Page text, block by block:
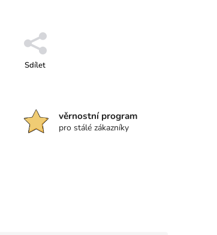
Sdílet
věrnostní program
pro stálé zákazníky